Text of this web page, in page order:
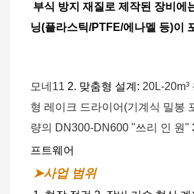
부식 방지 재질로 제작된 장비에
닝(플라스틱/PTFE/에나멜 등)이
모네11 2. 맞춤형 설계: 20L-20m³
형 레이크 드라이어(기계식 밀봉
량의 DN300-DN600 "쓰리 인 원"
프트웨어
➤사업 범위